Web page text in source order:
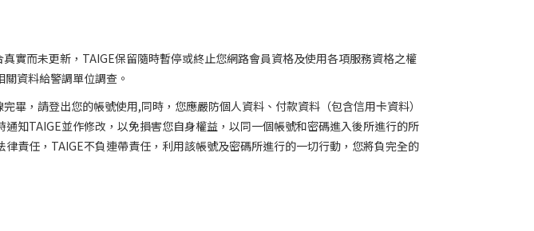
實而未更新， TAIGE保留隨時暫停或終止您網路會員資格及使用各項服務資格之權
資料給警調單位調查。
畢，請登出您的帳號使用,同時，您應嚴防個人資料、付款資料（包含信用卡資料）
通知TAIGE並作修改，以免損害您自身權益，以同一個帳號和密碼進入後所進行的所
責任， TAIGE不負連帶責任，利用該帳號及密碼所進行的一切行動，您將負完全的